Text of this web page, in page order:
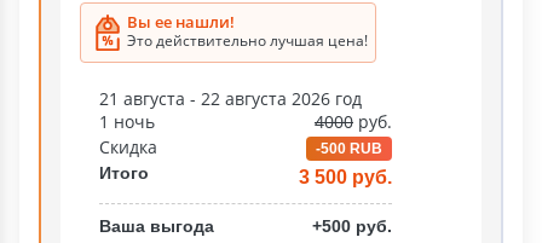
Вы ее нашли!
Это действительно лучшая цена!
21 августа - 22 августа 2026 год
1 ночь
4000 руб.
Скидка
-500 RUB
Итого 3 500 руб.
Ваша выгода +500 руб.